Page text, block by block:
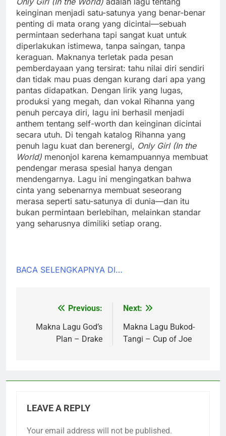
keinginan menjadi satu-satunya yang benar-benar
penting di mata orang yang dicintai—sebuah
permintaan sederhana tapi sangat kuat untuk
diperlakukan istimewa, tanpa saingan, tanpa
keraguan. Maknanya terletak pada pesan
pemberdayaan yang tersirat: tahu nilai diri sendiri
dan tidak mau puas dengan kurang dari apa yang
pantas didapatkan. Dengan lirik yang lugas,
produksi yang megah, dan vokal Rihanna yang
penuh percaya diri, lagu ini berhasil menjadi
anthem tentang self-worth dan keinginan dicintai
secara utuh. Di tengah katalog Rihanna yang
penuh lagu kuat dan berenergi, Only Girl (In the
World) menonjol karena kemampuannya membuat
pendengar merasa spesial hanya dengan
mendengarnya. Lagu ini mengingatkan bahwa
cinta yang sebenarnya membuat seseorang
merasa seperti satu-satunya di dunia—dan itu
bukan permintaan berlebihan, melainkan standar
yang seharusnya dimiliki setiap orang.
BACA SELENGKAPNYA DI…
navigation
Previous:
Makna Lagu God’s
Plan – Drake
Next:
Makna Lagu Bukod-
Tangi – Cup of Joe
LEAVE A REPLY
Your email address will not be published.